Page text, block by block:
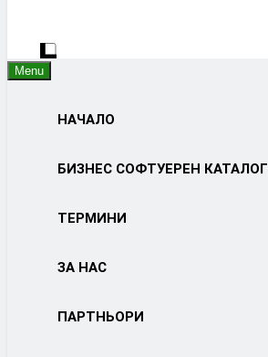
Menu
НАЧАЛО
БИЗНЕС СОФТУЕРЕН КАТАЛОГ
ТЕРМИНИ
ЗА НАС
ПАРТНЬОРИ